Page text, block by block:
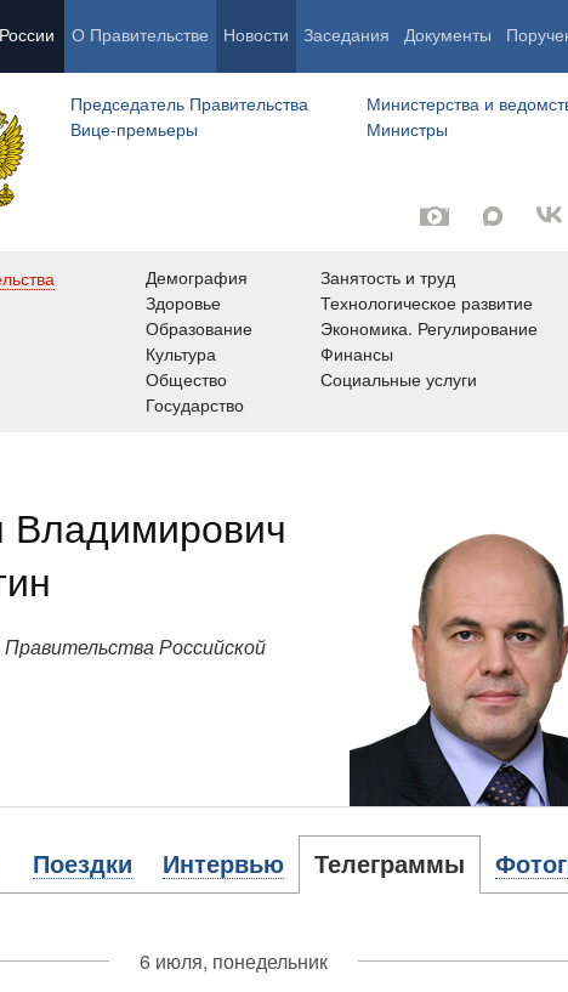
О Правительстве Новости Заседания Документы
Председатель Правительства
Вице-премьеры
Министерства и
Министры
Демография
Здоровье
Образование
Культура
Общество
Государство
Занятость и труд
Технологическое развитие
Экономика. Регулирование
Финансы
Социальные услуги
Российской
Поездки Интервью Телеграммы
6 июля, понедельник